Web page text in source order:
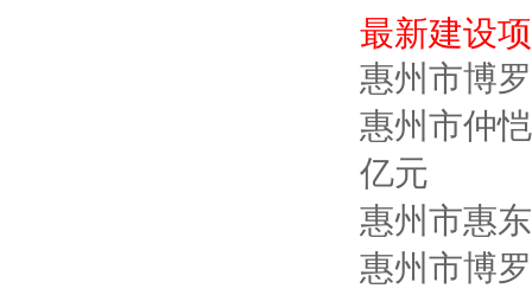
最新建设
惠州市博
惠州市仲
亿元
惠州市惠
惠州市博